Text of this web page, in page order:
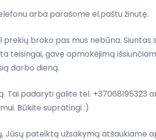
arba parašome el.paštu žinutę.
broko pas mus nebūna. Siuntas
teisingai, gavę apmokėjimą
darbo dieną.
Tai padaryti galite tel. +37068195323
Būkite supratingi :)
Jūsų pateiktą užsakymą atšaukiame